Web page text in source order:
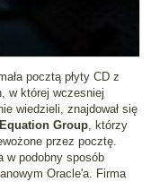
pocztą płyty CD z
w której wczesniej
wiedzieli, znajdował się
Equation Group, którzy
przez pocztę.
w podobny sposób
Oracle'a. Firma